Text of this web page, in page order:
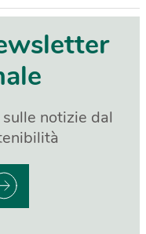
notizie dal